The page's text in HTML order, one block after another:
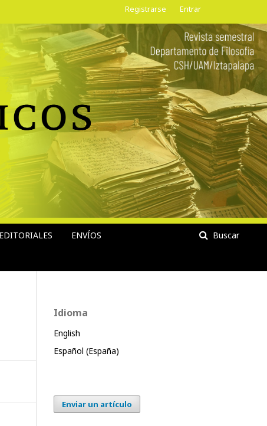
ENVÍOS Buscar
Registrarse Entrar
Idioma
English
Español (España)
Enviar un artículo